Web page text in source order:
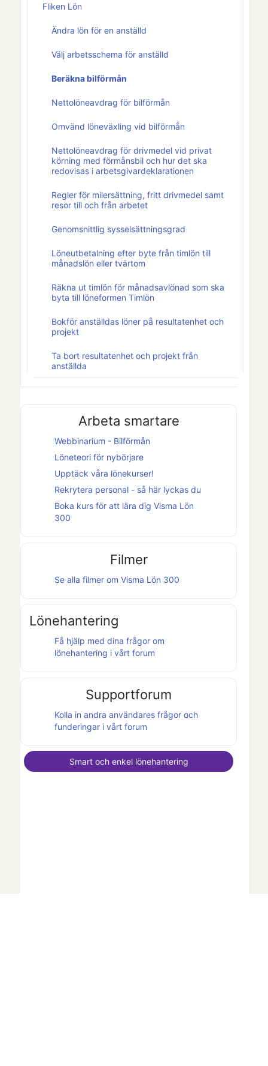
Fliken Lön
Ändra lön för en anställd
Välj arbetsschema för anställd
Beräkna bilförmån
Nettolöneavdrag för bilförmån
Omvänd löneväxling vid bilförmån
Nettolöneavdrag för drivmedel vid privat
körning med förmånsbil och hur det ska
redovisas i arbetsgivardeklarationen
Regler för milersättning, fritt drivmedel samt
resor till och från arbetet
Genomsnittlig sysselsättningsgrad
Löneutbetalning efter byte från timlön till
månadslön eller tvärtom
Räkna ut timlön för månadsavlönad som ska
byta till löneformen Timlön
Bokför anställdas löner på resultatenhet och
projekt
Ta bort resultatenhet och projekt från
anställda
Arbeta smartare
Webbinarium - Bilförmån
Löneteori för nybörjare
Upptäck våra lönekurser!
Rekrytera personal - så här lyckas du
Boka kurs för att lära dig Visma Lön
300
Filmer
Se alla filmer om Visma Lön 300
Lönehantering
Få hjälp med dina frågor om
lönehantering i vårt forum
Supportforum
Kolla in andra användares frågor och
funderingar i vårt forum
Smart och enkel lönehantering